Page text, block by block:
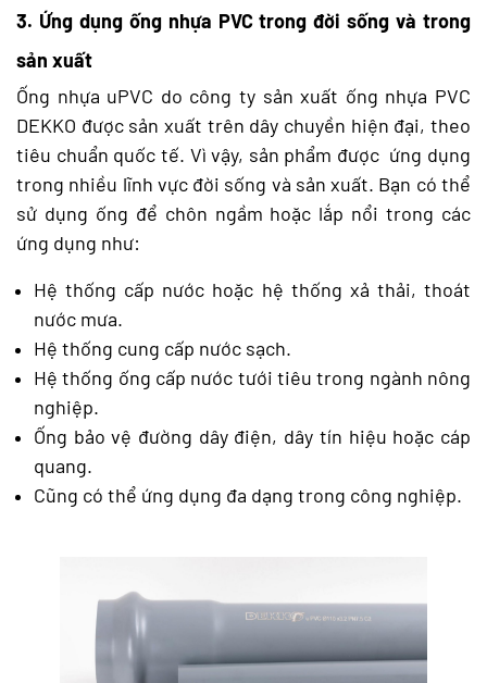
3. Ứng dụng ống nhựa PVC trong đời sống và trong
sản xuất
Ống nhựa uPVC do công ty sản xuất ống nhựa PVC
DEKKO được sản xuất trên dây chuyền hiện đại, theo
tiêu chuẩn quốc tế. Vì vậy, sản phẩm được ứng dụng
trong nhiều lĩnh vực đời sống và sản xuất. Bạn có thể
sử dụng ống để chôn ngầm hoặc lắp nổi trong các
ứng dụng như:
Hệ thống cấp nước hoặc hệ thống xả thải, thoát
nước mưa.
Hệ thống cung cấp nước sạch.
Hệ thống ống cấp nước tưới tiêu trong ngành nông
nghiệp.
Ống bảo vệ đường dây điện, dây tín hiệu hoặc cáp
quang.
Cũng có thể ứng dụng đa dạng trong công nghiệp.